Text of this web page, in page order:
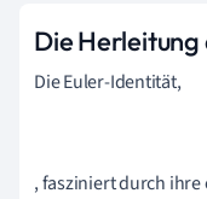
Die
Die Euler-Identität,
, fasziniert durch